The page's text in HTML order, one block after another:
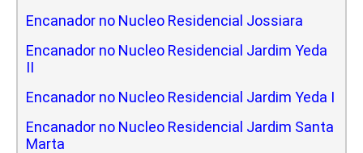
Encanador no Nucleo Residencial Jossiara
Encanador no Nucleo Residencial Jardim Yeda
II
Encanador no Nucleo Residencial Jardim Yeda I
Encanador no Nucleo Residencial Jardim Santa
Marta